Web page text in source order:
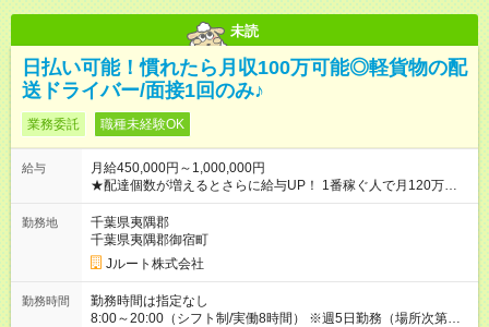
未読
日払い可能！慣れたら月収100万可能◎軽貨物の配
送ドライバー/面接1回のみ♪
業務委託 職種未経験OK
給与
月給450,000円～1,000,000円
★配達個数が増えるとさらに給与UP！ 1番稼ぐ人で月120万ほ
ど！ ・主要都市エリア 月収55万円／週5日稼働 月収65万~112
万円／週6日稼働 ・地方郊外エリア 月収40万円／週5日稼働 月
収40万円~50万円／週6日稼働 ＜モデルイメージ＞ ■月収50万
円 (27歳男性/江東区在住)※元建築関係 1日150個配達×25日勤務
(日休み) ■月収80万円(43歳男性/墨田区在住)※元営業 1日200個
勤務地
千葉県夷隅郡
千葉県夷隅郡御宿町
Jルート株式会社
勤務時間
勤務時間は指定なし
8:00～20:00（シフト制/実働8時間） ※週5日勤務（場所次第で